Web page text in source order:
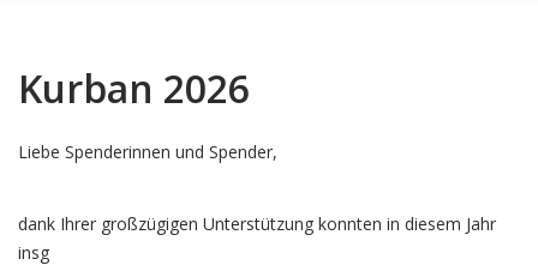
Kurban 2026
Liebe Spenderinnen und Spender,
dank Ihrer großzügigen Unterstützung konnten in diesem Jahr
insg